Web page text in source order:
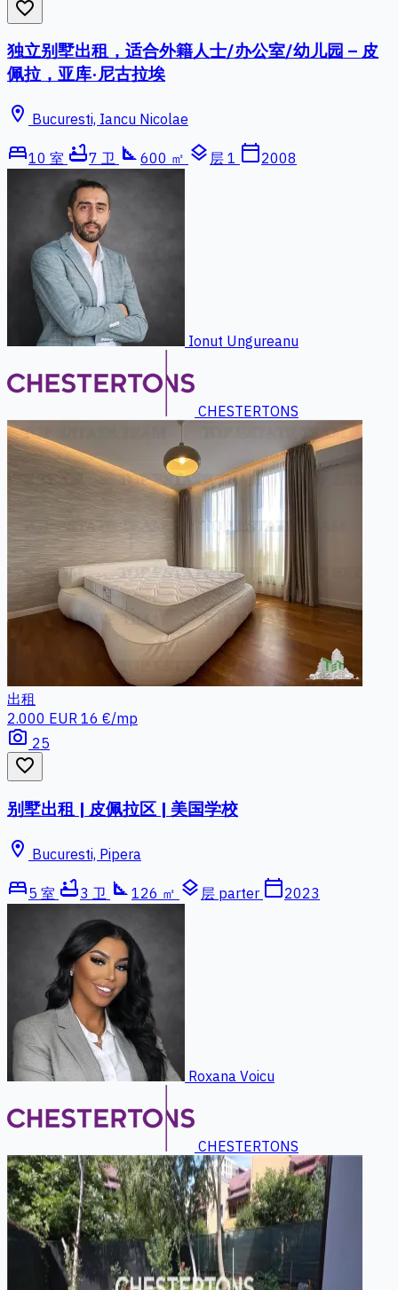
favorite_border
独立别墅出租，适合外籍人士/办公室/幼儿园 – 皮
佩拉，亚库·尼古拉埃
location_on Bucuresti, Iancu Nicolae
bed10 室 bathtub7 卫 square_foot 600 ㎡ layers 层 1 calendar_today2008
Ionut Ungureanu
CHESTERTONS
出租
2.000 EUR 16 €/mp
photo_camera 25
favorite_border
别墅出租 | 皮佩拉区 | 美国学校
location_on Bucuresti, Pipera
bed5 室 bathtub3 卫 square_foot 126 ㎡ layers 层 parter calendar_today2023
Roxana Voicu
CHESTERTONS